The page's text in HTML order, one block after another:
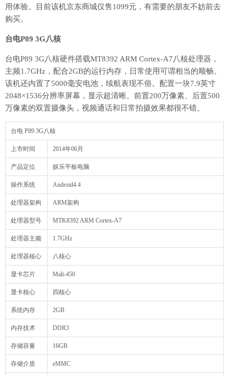
用体验。目前该机京东商城仅售1099元，有需要的朋友不妨前去
购买。
台电P89 3G八核
台电P89 3G八核硬件搭载MT8392 ARM Cortex-A7八核处理器，
主频1.7GHz，配合2GB的运行内存，日常使用可谓相当的顺畅。
该机还内置了5000毫安电池，续航表现不俗。配置一块7.9英寸
2048×1536分辨率屏幕，显示超清晰。前置200万像素、后置500
万像素的双置摄像头，视频通话和日常拍摄效果都很不错。
台电 P89 3G八核
上市时间 2014年06月
产品定位 娱乐平板电脑
操作系统 Android4.4
处理器架构 ARM架构
处理器型号 MTK8392 ARM Cortex-A7
处理器主频 1.7GHz
处理器核心 八核心
显卡芯片 Mali-450
显卡核心 四核心
系统内存 2GB
内存技术 DDR3
存储容量 16GB
存储介质 eMMC